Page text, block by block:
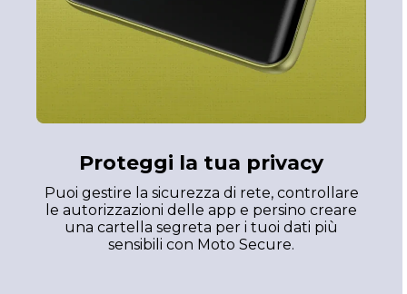
Proteggi la tua privacy
Puoi gestire la sicurezza di rete, controllare
le autorizzazioni delle app e persino creare
una cartella segreta per i tuoi dati più
sensibili con Moto Secure.